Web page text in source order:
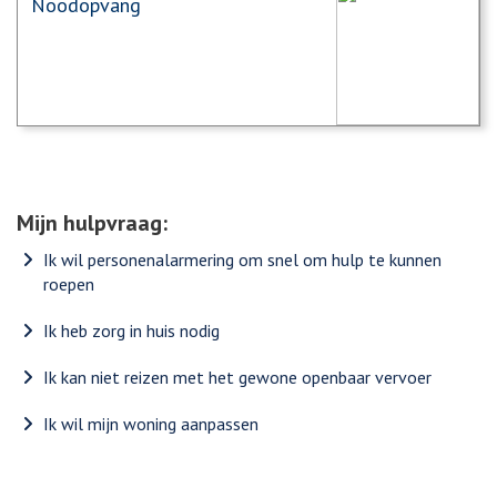
Noodopvang
Mijn hulpvraag:
Ik wil personenalarmering om snel om hulp te kunnen
roepen
Ik heb zorg in huis nodig
Ik kan niet reizen met het gewone openbaar vervoer
Ik wil mijn woning aanpassen